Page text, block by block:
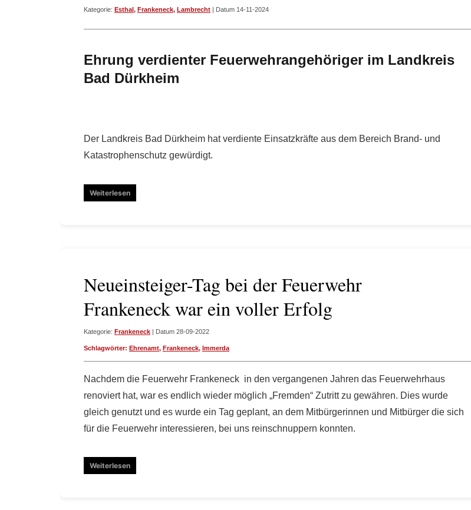
Kategorie: Esthal , Frankeneck, Lambrecht | Datum 14-11-2024
Ehrung verdienter Feuerwehrangehöriger im Landkreis
Bad Dürkheim
Der Landkreis Bad Dürkheim hat verdiente Einsatzkräfte aus dem Bereich Brand- und
Katastrophenschutz gewürdigt.
Weiterlesen
Neueinsteiger-Tag bei der Feuerwehr
Frankeneck war ein voller Erfolg
Kategorie: Frankeneck | Datum 28-09-2022
Schlagwörter: Ehrenamt, Frankeneck, Immerda
Nachdem die Feuerwehr Frankeneck in den vergangenen Jahren das Feuerwehrhaus
renoviert hat, war es endlich wieder möglich „Fremden“ Zutritt zu gewähren. Dies wurde
gleich genutzt und es wurde ein Tag geplant, an dem Mitbürgerinnen und Mitbürger die sich
für die Feuerwehr interessieren, bei uns reinschnuppern konnten.
Weiterlesen